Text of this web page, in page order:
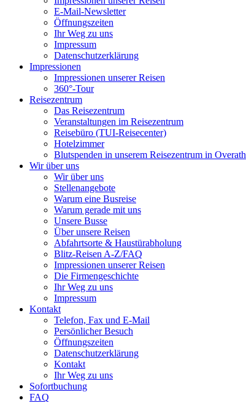
E-Mail-Newsletter
Öffnungszeiten
Ihr Weg zu uns
Impressum
Datenschutzerklärung
Impressionen
Impressionen unserer Reisen
360°-Tour
Reisezentrum
Das Reisezentrum
Veranstaltungen im Reisezentrum
Reisebüro (TUI-Reisecenter)
Hotelzimmer
Blutspenden in unserem Reisezentrum in Overath
Wir über uns
Wir über uns
Stellenangebote
Warum eine Busreise
Warum gerade mit uns
Unsere Busse
Über unsere Reisen
Abfahrtsorte & Haustürabholung
Blitz-Reisen A-Z/FAQ
Impressionen unserer Reisen
Die Firmengeschichte
Ihr Weg zu uns
Impressum
Kontakt
Telefon, Fax und E-Mail
Persönlicher Besuch
Öffnungszeiten
Datenschutzerklärung
Kontakt
Ihr Weg zu uns
Sofortbuchung
FAQ